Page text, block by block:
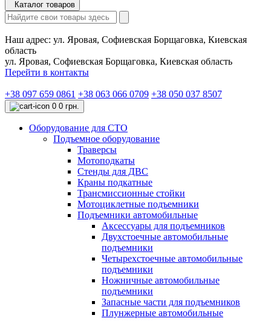
Каталог товаров
Наш адрес: ул. Яровая, Софиевская Борщаговка, Киевская
область
ул. Яровая, Софиевская Борщаговка, Киевская область
Перейти в контакты
+38 097 659 0861 +38 063 066 0709 +38 050 037 8507
0 0 грн.
Оборудование для СТО
Подъемное оборудование
Траверсы
Мотоподкаты
Стенды для ДВС
Краны подкатные
Трансмиссионные стойки
Мотоциклетные подъемники
Подъемники автомобильные
Аксессуары для подъемников
Двухстоечные автомобильные
подъемники
Четырехстоечные автомобильные
подъемники
Ножничные автомобильные
подъемники
Запасные части для подъемников
Плунжерные автомобильные